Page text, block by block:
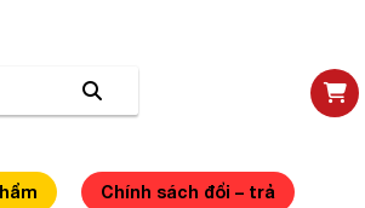
Chính sách đổi – trả